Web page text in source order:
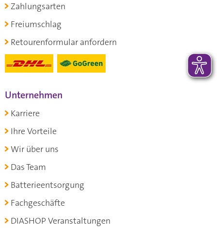
Zahlungsarten
Freiumschlag
Retourenformular anfordern
Unternehmen
Karriere
Ihre Vorteile
Wir über uns
Das Team
Batterieentsorgung
Fachgeschäfte
DIASHOP Veranstaltungen